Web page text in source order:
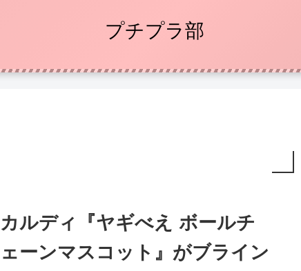
プチプラ部
カルディ『ヤギべえ ボールチ
ェーンマスコット』がブライン